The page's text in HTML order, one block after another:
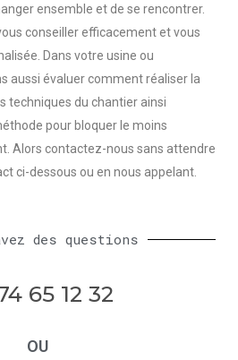
ensemble et de se rencontrer.
conseiller efficacement et vous
Dans votre usine ou
aussi évaluer comment réaliser la
techniques du chantier ainsi
pour bloquer le moins
Alors contactez-nous sans attendre
ci-dessous ou en nous appelant.
des questions
65 12 32
OU